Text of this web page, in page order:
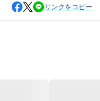
リンクをコピー